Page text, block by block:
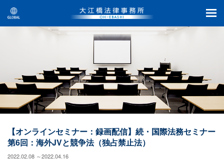
【オンラインセミナー：録画配信】続・国際法務セミナー
第6回：海外JVと競争法（独占禁止法）
2022.02.08 ～2022.04.16